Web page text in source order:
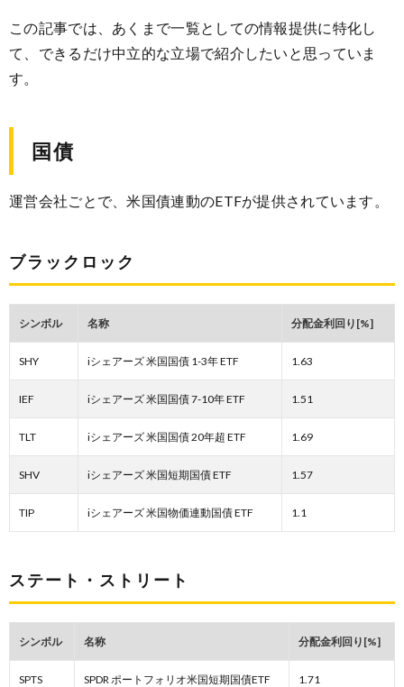
この記事では、あくまで一覧としての情報提供に特化し
て、できるだけ中立的な立場で紹介したいと思っていま
す。
国債
運営会社ごとで、米国債連動のETFが提供されています。
ブラックロック
シンボル 名称 分配金利回り[%]
SHY iシェアーズ 米国国債 1-3年 ETF 1.63
IEF iシェアーズ 米国国債 7-10年 ETF 1.51
TLT iシェアーズ 米国国債 20年超 ETF 1.69
SHV iシェアーズ 米国短期国債 ETF 1.57
TIP iシェアーズ 米国物価連動国債 ETF 1.1
ステート・ストリート
シンボル 名称 分配金利回り[%]
SPTS SPDR ポートフォリオ米国短期国債ETF 1.71